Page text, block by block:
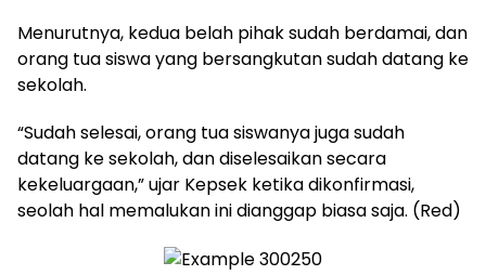
Menurutnya, kedua belah pihak sudah berdamai, dan
orang tua siswa yang bersangkutan sudah datang ke
sekolah.
“Sudah selesai, orang tua siswanya juga sudah
datang ke sekolah, dan diselesaikan secara
kekeluargaan,” ujar Kepsek ketika dikonfirmasi,
seolah hal memalukan ini dianggap biasa saja. (Red)